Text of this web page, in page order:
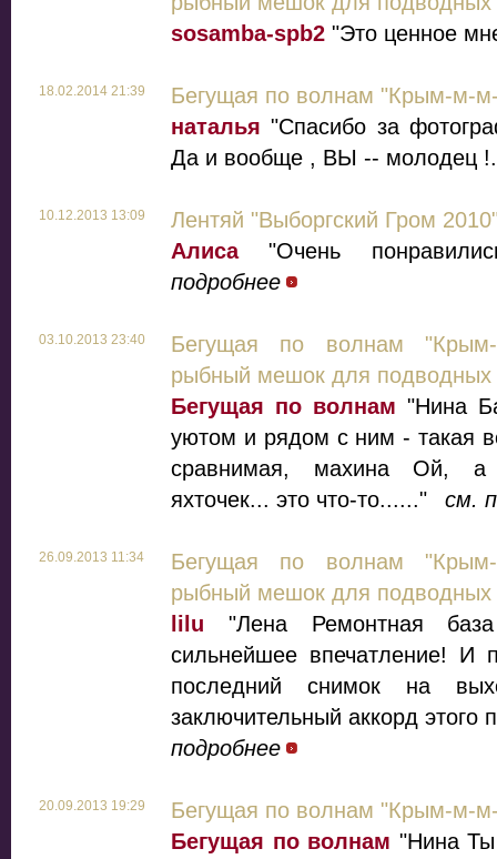
sosamba-spb2 "Это ценное
18.02.2014 21:39
Бегущая по волнам "Крым-м-
наталья "Спасибо за
Да и вообще , ВЫ -- молодец
10.12.2013 13:09
Лентяй "Выборгский Гром
Алиса"Очень
подробнее
03.10.2013 23:40
Бегущая по волнам
рыбный мешок для подводных
Бегущая по волнам "Нина
уютом и рядом с ним - такая
сравнимая, махина Ой, а
яхточек... это что-то......"
см.
26.09.2013 11:34
Бегущая по волнам
рыбный мешок для подводных
lilu "Лена Ремонтная
сильнейшее впечатление! И
последний снимок на
заключительный аккорд этого
подробнее
20.09.2013 19:29
Бегущая по волнам "Крым-м-
Бегущая по волнам "Нина